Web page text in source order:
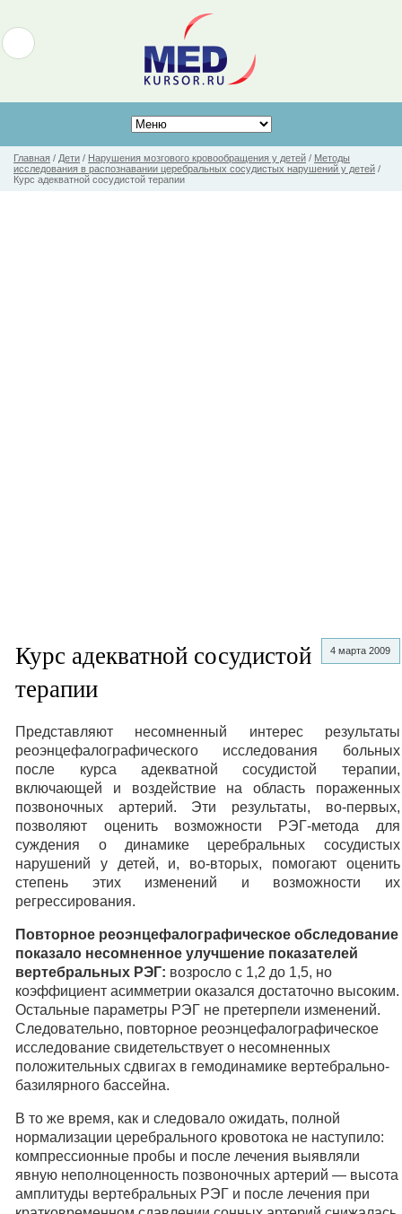
Главная / Дети / Нарушения мозгового кровообращения у детей / Методы
исследования в распознавании церебральных сосудистых нарушений у детей /
Курс адекватной сосудистой терапии
4 марта 2009
Курс адекватной сосудистой
терапии
Представляют несомненный интерес результаты
реоэнцефалографического исследования больных
после курса адекватной сосудистой терапии,
включающей и воздействие на область пораженных
позвоночных артерий. Эти результаты, во-первых,
позволяют оценить возможности РЭГ-метода для
суждения о динамике церебральных сосудистых
нарушений у детей, и, во-вторых, помогают оценить
степень этих изменений и возможности их
регрессирования.
Повторное реоэнцефалографическое обследование
показало несомненное улучшение показателей
вертебральных РЭГ: возросло с 1,2 до 1,5, но
коэффициент асимметрии оказался достаточно высоким.
Остальные параметры РЭГ не претерпели изменений.
Следовательно, повторное реоэнцефалографическое
исследование свидетельствует о несомненных
положительных сдвигах в гемодинамике вертебрально-
базилярного бассейна.
В то же время, как и следовало ожидать, полной
нормализации церебрального кровотока не наступило:
компрессионные пробы и после лечения выявляли
явную неполноценность позвоночных артерий — высота
амплитуды вертебральных РЭГ и после лечения при